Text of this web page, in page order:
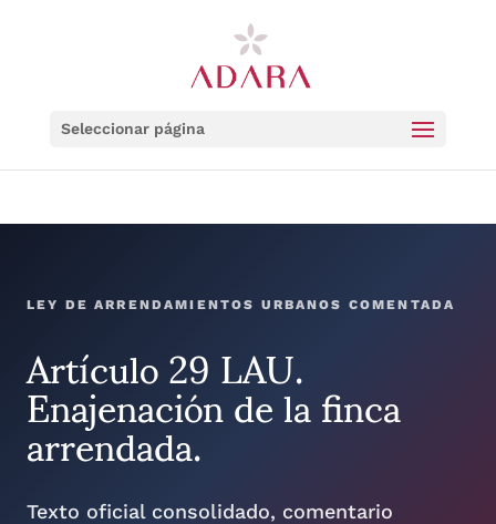
Seleccionar página
LEY DE ARRENDAMIENTOS URBANOS COMENTADA
Artículo 29 LAU.
Enajenación de la finca
arrendada.
Texto oficial consolidado, comentario